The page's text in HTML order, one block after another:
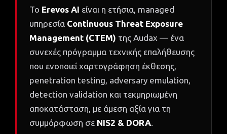
Το Erevos AI είναι η ετήσια, managed
υπηρεσία Continuous Threat Exposure
Management (CTEM) της Audax — ένα
συνεχές πρόγραμμα τεχνικής επαλήθευσης
που ενοποιεί χαρτογράφηση έκθεσης,
penetration testing, adversary emulation,
detection validation και τεκμηριωμένη
αποκατάσταση, με άμεση αξία για τη
συμμόρφωση σε NIS2 & DORA